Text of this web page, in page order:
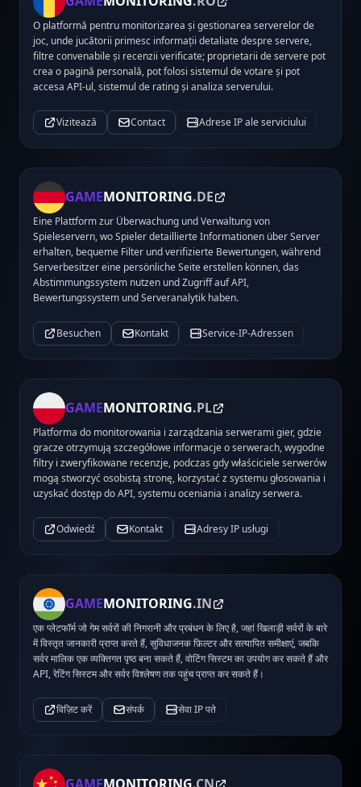
O platformă pentru monitorizarea și gestionarea serverelor de
joc, unde jucătorii primesc informații detaliate despre servere,
filtre convenabile și recenzii verificate; proprietarii de servere pot
crea o pagină personală, pot folosi sistemul de votare și pot
accesa API-ul, sistemul de rating și analiza serverului.
Vizitează Contact Adrese IP ale serviciului
GAMEMONITORING.DE
Eine Plattform zur Überwachung und Verwaltung von
Spieleservern, wo Spieler detaillierte Informationen über Server
erhalten, bequeme Filter und verifizierte Bewertungen, während
Serverbesitzer eine persönliche Seite erstellen können, das
Abstimmungssystem nutzen und Zugriff auf API,
Bewertungssystem und Serveranalytik haben.
Besuchen Kontakt Service-IP-Adressen
GAMEMONITORING.PL
Platforma do monitorowania i zarządzania serwerami gier, gdzie
gracze otrzymują szczegółowe informacje o serwerach, wygodne
filtry i zweryfikowane recenzje, podczas gdy właściciele serwerów
mogą stworzyć osobistą stronę, korzystać z systemu głosowania i
uzyskać dostęp do API, systemu oceniania i analizy serwera.
Odwiedź Kontakt Adresy IP usługi
GAMEMONITORING.IN
एक प्लेटफॉर्म जो गेम सर्वरों की निगरानी और प्रबंधन के लिए है, जहां खिलाड़ी सर्वरों के बारे
में विस्तृत जानकारी प्राप्त करते हैं, सुविधाजनक फ़िल्टर और सत्यापित समीक्षाएं, जबकि
सर्वर मालिक एक व्यक्तिगत पृष्ठ बना सकते हैं, वोटिंग सिस्टम का उपयोग कर सकते हैं और
API, रेटिंग सिस्टम और सर्वर विश्लेषण तक पहुंच प्राप्त कर सकते हैं।
विज़िट करें संपर्क सेवा IP पते